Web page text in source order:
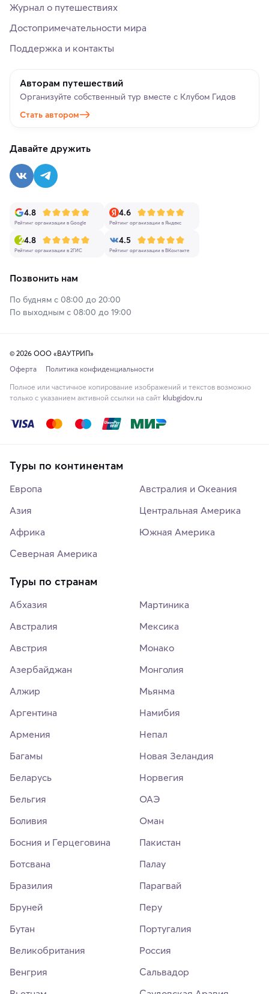
Журнал о путешествиях
Достопримечательности мира
Поддержка и контакты
Авторам путешествий
Организуйте собственный тур вместе с Клубом Гидов
Стать автором
Давайте дружить
4.8
Рейтинг организации в Google
4.6
Рейтинг организации в Яндекс
4.8
Рейтинг организации в 2ГИС
4.5
Рейтинг организации в ВКонтакте
Позвонить нам
По будням с 08:00 до 20:00
По выходным с 08:00 до 19:00
© 2026 ООО «ВАУТРИП»
Оферта
Политика конфиденциальности
Полное или частичное копирование изображений и текстов возможно
только с указанием активной ссылки на сайт klubgidov.ru
Туры по континентам
Европа
Азия
Африка
Северная Америка
Австралия и Океания
Центральная Америка
Южная Америка
Туры по странам
Абхазия
Австралия
Австрия
Азербайджан
Алжир
Аргентина
Армения
Багамы
Беларусь
Бельгия
Боливия
Босния и Герцеговина
Ботсвана
Бразилия
Бруней
Бутан
Великобритания
Венгрия
Мартиника
Мексика
Монако
Монголия
Мьянма
Намибия
Непал
Новая Зеландия
Норвегия
ОАЭ
Оман
Пакистан
Палау
Парагвай
Перу
Португалия
Россия
Сальвадор